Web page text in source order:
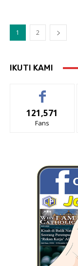
1 2
IKUTI KAMI
121,571
Fans